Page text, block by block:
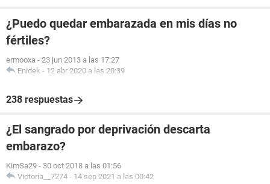
¿Puedo quedar embarazada en mis días no
fértiles?
ermooxa - 23 jun 2013 a las 17:27
Enidek - 12 abr 2020 a las 20:39
238 respuestas
¿El sangrado por deprivación descarta
embarazo?
KimSa29 - 30 oct 2018 a las 01:56
Victoria__7274 - 14 sep 2021 a las 00:42